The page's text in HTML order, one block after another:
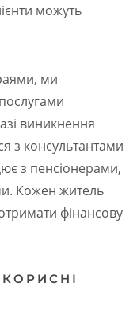
можуть
ми
виникнення
з консультантами
з пенсіонерами,
Кожен житель
фінансову